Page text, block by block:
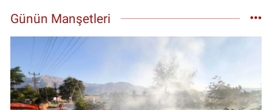
Günün Manşetleri